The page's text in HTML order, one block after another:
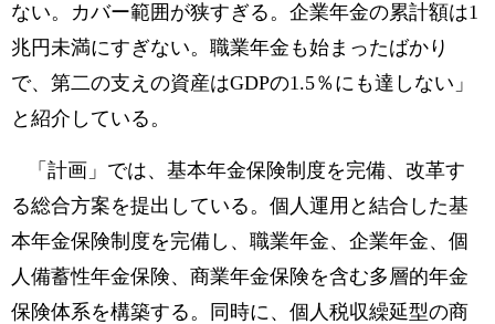
ない。カバー範囲が狭すぎる。企業年金の累計額は1
兆円未満にすぎない。職業年金も始まったばかり
で、第二の支えの資産はGDPの1.5％にも達しない」
と紹介している。
「計画」では、基本年金保険制度を完備、改革す
る総合方案を提出している。個人運用と結合した基
本年金保険制度を完備し、職業年金、企業年金、個
人備蓄性年金保険、商業年金保険を含む多層的年金
保険体系を構築する。同時に、個人税収繰延型の商